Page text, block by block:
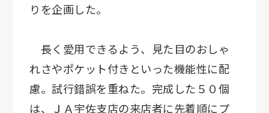
りを企画した。
長く愛用できるよう、見た目のおしゃ
れさやポケット付きといった機能性に配
慮。試行錯誤を重ねた。完成した５０個
は、ＪＡ宇佐支店の来店者に先着順にプ